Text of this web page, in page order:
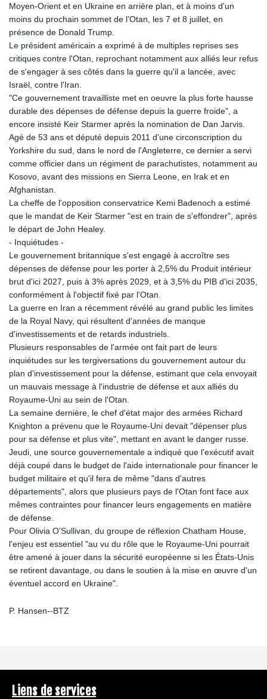
Moyen-Orient et en Ukraine en arrière plan, et à moins d'un
moins du prochain sommet de l'Otan, les 7 et 8 juillet, en
présence de Donald Trump.
Le président américain a exprimé à de multiples reprises ses
critiques contre l'Otan, reprochant notamment aux alliés leur refus
de s'engager à ses côtés dans la guerre qu'il a lancée, avec
Israël, contre l'Iran.
"Ce gouvernement travailliste met en oeuvre la plus forte hausse
durable des dépenses de défense depuis la guerre froide", a
encore insisté Keir Starmer après la nomination de Dan Jarvis.
Agé de 53 ans et député depuis 2011 d'une circonscription du
Yorkshire du sud, dans le nord de l'Angleterre, ce dernier a servi
comme officier dans un régiment de parachutistes, notamment au
Kosovo, avant des missions en Sierra Leone, en Irak et en
Afghanistan.
La cheffe de l'opposition conservatrice Kemi Badenoch a estimé
que le mandat de Keir Starmer "est en train de s'effondrer", après
le départ de John Healey.
- Inquiétudes -
Le gouvernement britannique s'est engagé à accroître ses
dépenses de défense pour les porter à 2,5% du Produit intérieur
brut d'ici 2027, puis à 3% après 2029, et à 3,5% du PIB d'ici 2035,
conformément à l'objectif fixé par l'Otan.
La guerre en Iran a récemment révélé au grand public les limites
de la Royal Navy, qui résultent d'années de manque
d'investissements et de retards industriels.
Plusieurs responsables de l'armée ont fait part de leurs
inquiétudes sur les tergiversations du gouvernement autour du
plan d'investissement pour la défense, estimant que cela envoyait
un mauvais message à l'industrie de défense et aux alliés du
Royaume-Uni au sein de l'Otan.
La semaine dernière, le chef d'état major des armées Richard
Knighton a prévenu que le Royaume-Uni devait "dépenser plus
pour sa défense et plus vite", mettant en avant le danger russe.
Jeudi, une source gouvernementale a indiqué que l'exécutif avait
déjà coupé dans le budget de l'aide internationale pour financer le
budget militaire et qu'il fera de même "dans d'autres
départements", alors que plusieurs pays de l'Otan font face aux
mêmes contraintes pour financer leurs engagements en matière
de défense.
Pour Olivia O'Sullivan, du groupe de réflexion Chatham House,
l'enjeu est essentiel "au vu du rôle que le Royaume-Uni pourrait
être amené à jouer dans la sécurité européenne si les États-Unis
se retirent davantage, ou dans le soutien à la mise en œuvre d'un
éventuel accord en Ukraine".
P. Hansen--BTZ
Liens de services